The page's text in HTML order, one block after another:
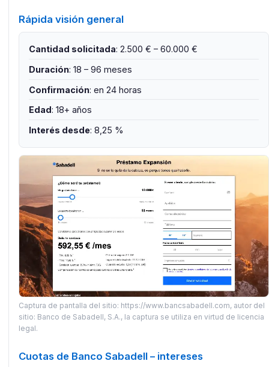
Rápida visión general
Cantidad solicitada: 2.500 € – 60.000 €
Duración: 18 – 96 meses
Confirmación: en 24 horas
Edad: 18+ años
Interés desde: 8,25 %
Captura de pantalla del sitio: https://www.bancsabadell.com, autor del
sitio: Banco de Sabadell, S.A., la captura se utiliza en virtud de licencia
legal.
Cuotas de Banco Sabadell – intereses